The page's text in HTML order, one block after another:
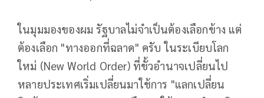
ในมุมมองของผม รัฐบาลไม่จำเป็นต้องเลือกข้าง แต่
ต้องเลือก "ทางออกที่ฉลาด" ครับ ในระเบียบโลก
ใหม่ (New World Order) ที่ขั้วอำนาจเปลี่ยนไป
หลายประเทศเริ่มเปลี่ยนมาใช้การ "แลกเปลี่ยน